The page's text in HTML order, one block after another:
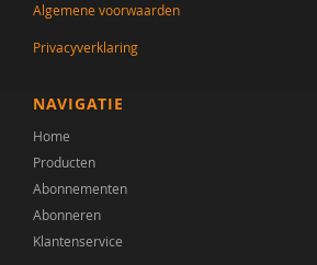
Algemene voorwaarden
Privacyverklaring
NAVIGATIE
Home
Producten
Abonnementen
Abonneren
Klantenservice